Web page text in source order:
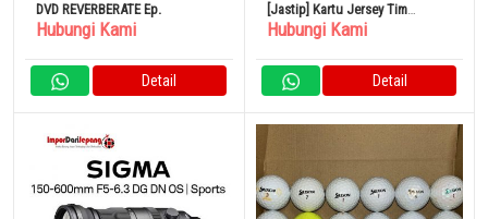
DVD REVERBERATE Ep.
Hubungi Kami
Detail
[Jastip] Kartu Jersey Tim
Nasional Sepak Bola Jepang FC
Hubungi Kami
Detail